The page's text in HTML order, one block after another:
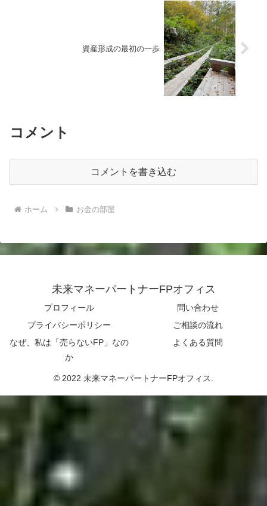
資産形成の最初の一歩
コメント
コメントを書き込む
ホーム お金の部屋
未来マネーパートナーFPオフィス
プロフィール
問い合わせ
プライバシーポリシー
ご相談の流れ
なぜ、私は「売らないFP」なの
か
よくある質問
© 2022 未来マネーパートナーFPオフィス.